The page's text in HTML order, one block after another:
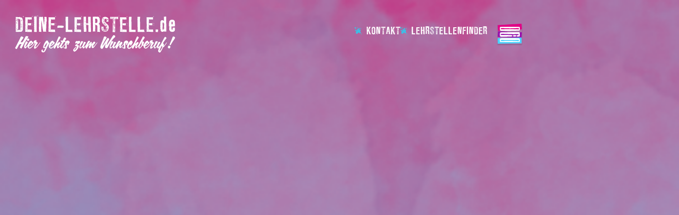
KONTAKT LEHRSTELLENFINDER